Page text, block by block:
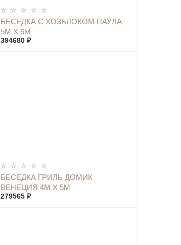
БЕСЕДКА С ХОЗБЛОКОМ ПАУЛА
5М Х 6М
394680 ₽
КУПИТЬ
БЕСЕДКА ГРИЛЬ ДОМИК
ВЕНЕЦИЯ 4М Х 5М
279565 ₽
КУПИТЬ